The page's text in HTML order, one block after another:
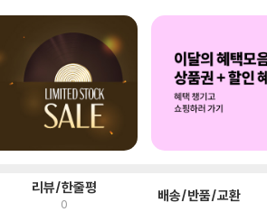
리뷰/한줄평
0 배송/반품/교환